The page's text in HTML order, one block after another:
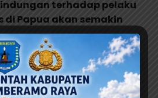
terhadap pelaku
di Papua akan semakin